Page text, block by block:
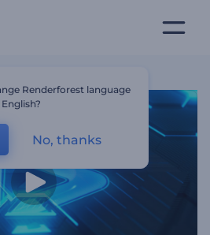
Renderforest language
No, thanks